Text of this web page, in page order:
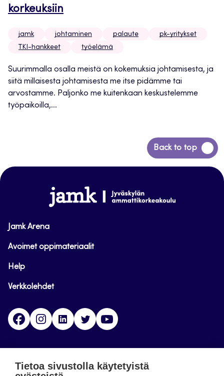
korkeuksiin
jamk johtaminen palaute
pk-yritykset
TKI-hankkeet
työelämä
Suurimmalla osalla meistä on kokemuksia johtamisesta, ja
siitä millaisesta johtamisesta me itse pidämme tai
arvostamme. Paljonko me kuitenkaan keskustelemme
työpaikoilla,...
Back to top
Siirry
takaisin
www.jamk.fi
Jamk Arena
Avoimet oppimateriaalit
Help
Verkkolehdet
FacebookInstagramLinkedinTwitter
Tietoa sivustolla käytetyistä